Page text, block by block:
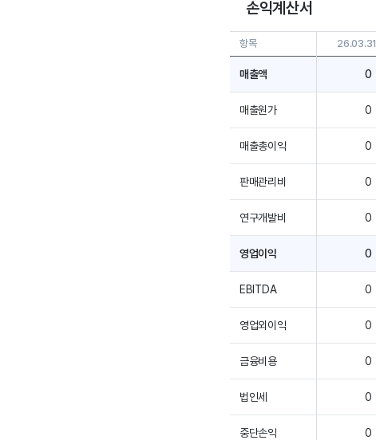
손익계산서
항목 26.03.31
매출액 0
매출원가 0
매출총이익 0
판매관리비 0
연구개발비 0
영업이익 0
EBITDA 0
영업외이익 0
금융비용 0
법인세 0
중단손익 0